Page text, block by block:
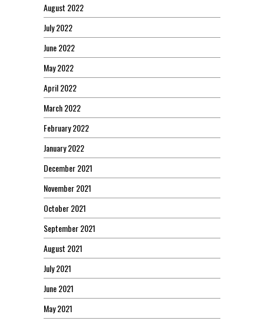
August 2022
July 2022
June 2022
May 2022
April 2022
March 2022
February 2022
January 2022
December 2021
November 2021
October 2021
September 2021
August 2021
July 2021
June 2021
May 2021